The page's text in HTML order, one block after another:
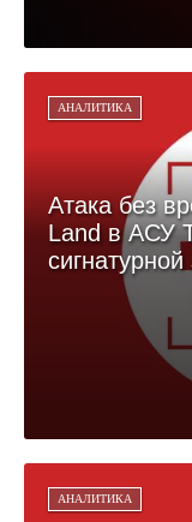
АНАЛИТИКА
Атака без
Land в АСУ
АНАЛИТИКА